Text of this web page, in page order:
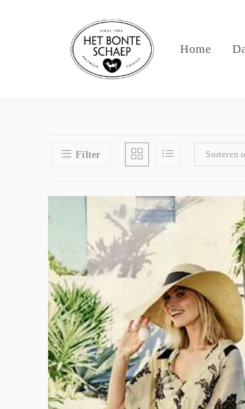
Home
Filter Sorteren